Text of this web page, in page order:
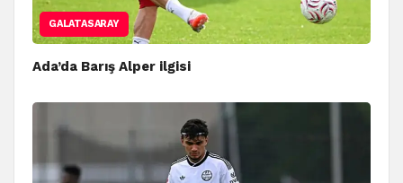
GALATASARAY
Ada’da Barış Alper ilgisi